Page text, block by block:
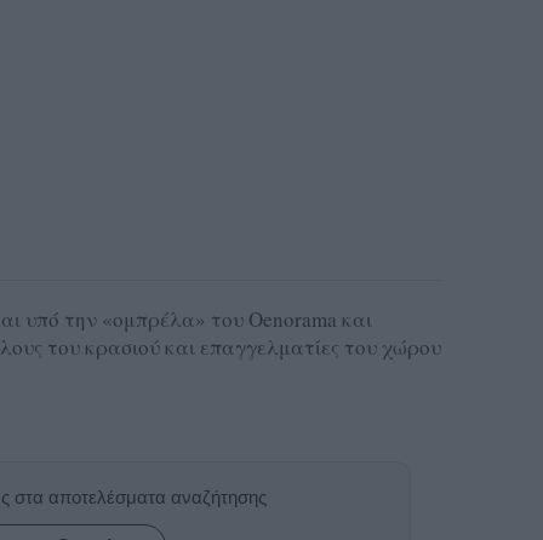
υπό την «ομπρέλα» του Oenorama και
του κρασιού και επαγγελματίες του χώρου
στα αποτελέσματα αναζήτησης